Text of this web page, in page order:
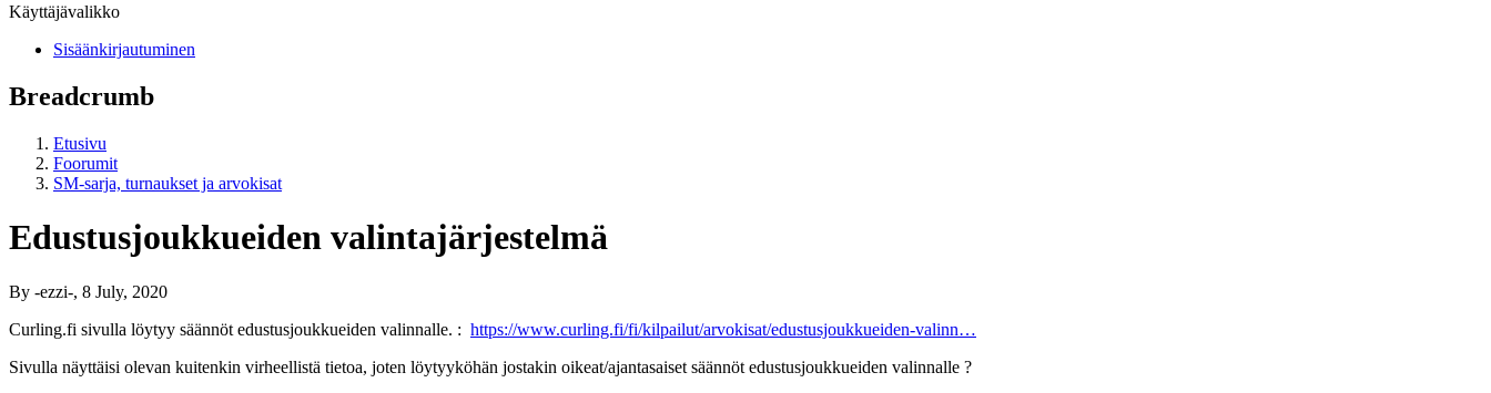
Käyttäjävalikko
Sisäänkirjautuminen
Breadcrumb
Etusivu
Foorumit
SM-sarja, turnaukset ja arvokisat
Edustusjoukkueiden valintajärjestelmä
By -ezzi-, 8 July, 2020
Curling.fi sivulla löytyy säännöt edustusjoukkueiden valinnalle. : https://www.curling.fi/fi/kilpailut/arvokisat/edustusjoukkueiden-valinn…
Sivulla näyttäisi olevan kuitenkin virheellistä tietoa, joten löytyyköhän jostakin oikeat/ajantasaiset säännöt edustusjoukkueiden valinnalle ?